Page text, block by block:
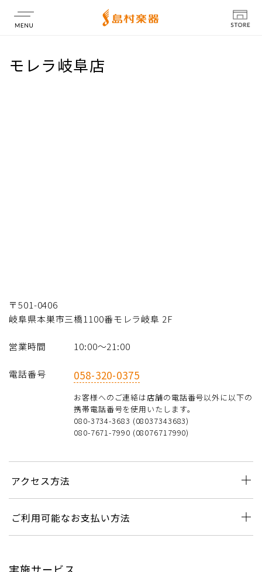
店舗情報
モレラ岐阜店
〒501-0406
岐阜県本巣市三橋1100番モレラ岐阜 2F
営業時間 10:00〜21:00
電話番号 058-320-0375
お客様へのご連絡は店舗の電話番号以外に以下の
携帯電話番号を使用いたします。
080-3734-3683 (08037343683)
080-7671-7990 (08076717990)
アクセス方法
ご利用可能なお支払い方法
実施サービス